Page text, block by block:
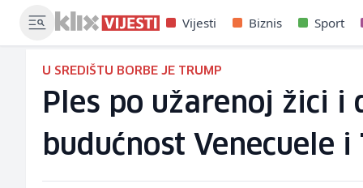
Vijesti Biznis Sport
U SREDIŠTU BORBE JE TRUMP
Ples po užarenoj žici
budućnost Venecuele